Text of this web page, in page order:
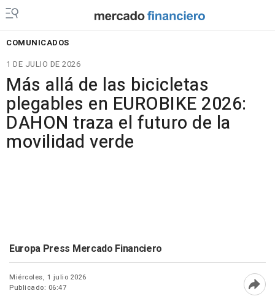
COMUNICADOS
1 DE JULIO DE 2026
Más allá de las bicicletas
plegables en EUROBIKE 2026:
DAHON traza el futuro de la
movilidad verde
Europa Press Mercado Financiero
Miércoles, 1 julio 2026
Publicado: 06:47